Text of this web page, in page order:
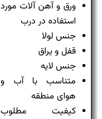
ورق و آهن آلات مورد
استفاده در درب
جنس لولا
قفل و یراق
جنس لایه
متناسب با آب و
هوای منطقه
کیفیت مطلوب